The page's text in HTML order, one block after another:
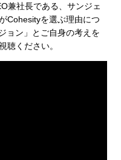
兼社長である、サンジェ
Cohesityを選ぶ理由につ
ョン」とご自身の考えを
聴ください。